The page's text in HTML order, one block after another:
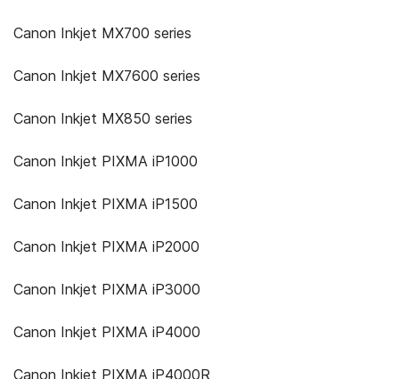
Canon Inkjet MX700 series
Canon Inkjet MX7600 series
Canon Inkjet MX850 series
Canon Inkjet PIXMA iP1000
Canon Inkjet PIXMA iP1500
Canon Inkjet PIXMA iP2000
Canon Inkjet PIXMA iP3000
Canon Inkjet PIXMA iP4000
Canon Inkjet PIXMA iP4000R